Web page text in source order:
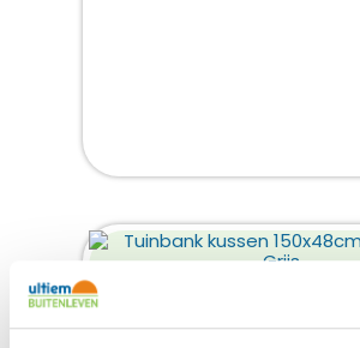
TUINBANK KUSSEN
PANAMA GRIJS